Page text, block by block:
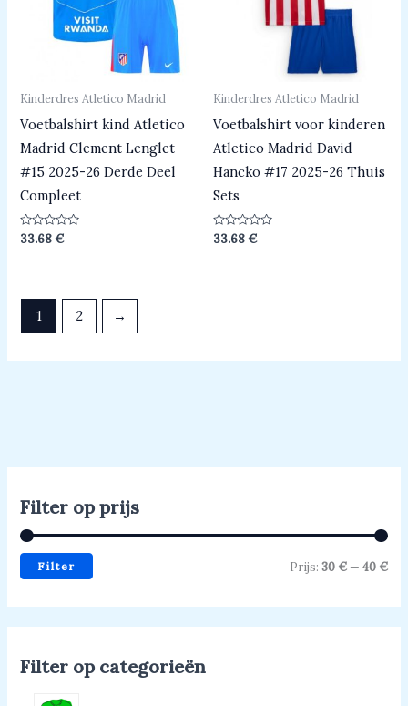
Filter op prijs
Filter Prijs: 30 €— 40 €
Filter op categorieën
Kinderdres Atletico Madrid
Voetbalshirt kind Atletico
Madrid Clement Lenglet
#15 2025-26 Derde Deel
Compleet
Beoordeeld
0
33.68€
Kinderdres Atletico Madrid
Voetbalshirt voor kinderen
Atletico Madrid David
Hancko #17 2025-26 Thuis
Sets
Beoordeeld
0
33.68€
1 2 →